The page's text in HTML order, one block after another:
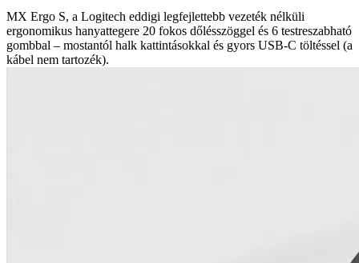
MX Ergo S, a Logitech eddigi legfejlettebb vezeték nélküli
ergonomikus hanyattegere 20 fokos dőlésszöggel és 6 testreszabható
gombbal – mostantól halk kattintásokkal és gyors USB-C töltéssel (a
kábel nem tartozék).